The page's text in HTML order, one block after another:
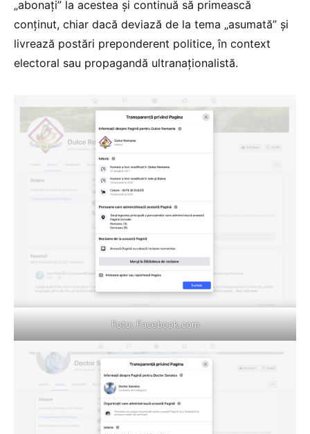
„abonați” la acestea și continuă să primească
conținut, chiar dacă deviază de la tema „asumată” și
livrează postări preponderent politice, în context
electoral sau propagandă ultranaționalistă.
Foto: Facebook.com